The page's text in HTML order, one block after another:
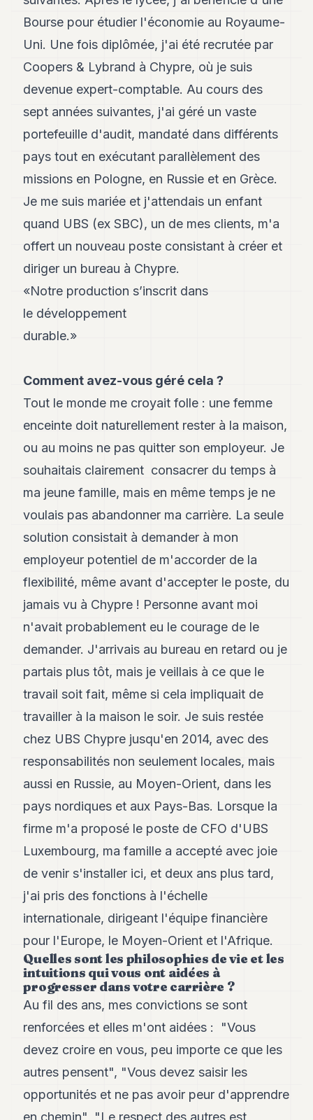
14
13
Andy
Andy
Andy
10
9
Andy
Andy
Andy
6
5
Andy
TECH
DE
VIVRE
ARTS
ASSURANCE
IMMOBILIER
PRIVATE
EQUITY
SPORT
JURIDIQUE
ASSOCIATIONS
CONTACT
Bourse pour étudier l'économie au Royaume-
Uni. Une fois diplômée, j'ai été recrutée par
Coopers & Lybrand à Chypre, où je suis
devenue expert-comptable. Au cours des
sept années suivantes, j'ai géré un vaste
portefeuille d'audit, mandaté dans différents
pays tout en exécutant parallèlement des
missions en Pologne, en Russie et en Grèce.
Je me suis mariée et j'attendais un enfant
quand UBS (ex SBC), un de mes clients, m'a
offert un nouveau poste consistant à créer et
diriger un bureau à Chypre.
«Notre production s’inscrit dans
le développement
durable.»
Comment avez-vous géré cela ?
Tout le monde me croyait folle : une femme
enceinte doit naturellement rester à la maison,
ou au moins ne pas quitter son employeur. Je
souhaitais clairement consacrer du temps à
ma jeune famille, mais en même temps je ne
voulais pas abandonner ma carrière. La seule
solution consistait à demander à mon
employeur potentiel de m'accorder de la
flexibilité, même avant d'accepter le poste, du
jamais vu à Chypre ! Personne avant moi
n'avait probablement eu le courage de le
demander. J'arrivais au bureau en retard ou je
partais plus tôt, mais je veillais à ce que le
travail soit fait, même si cela impliquait de
travailler à la maison le soir. Je suis restée
chez UBS Chypre jusqu'en 2014, avec des
responsabilités non seulement locales, mais
aussi en Russie, au Moyen-Orient, dans les
pays nordiques et aux Pays-Bas. Lorsque la
firme m'a proposé le poste de CFO d'UBS
Luxembourg, ma famille a accepté avec joie
de venir s'installer ici, et deux ans plus tard,
j'ai pris des fonctions à l'échelle
internationale, dirigeant l'équipe financière
pour l'Europe, le Moyen-Orient et l'Afrique.
Quelles sont les philosophies de vie et les
intuitions qui vous ont aidées à
progresser dans votre carrière ?
Au fil des ans, mes convictions se sont
renforcées et elles m'ont aidées : "Vous
devez croire en vous, peu importe ce que les
autres pensent", "Vous devez saisir les
opportunités et ne pas avoir peur d'apprendre
en chemin", "Le respect des autres est